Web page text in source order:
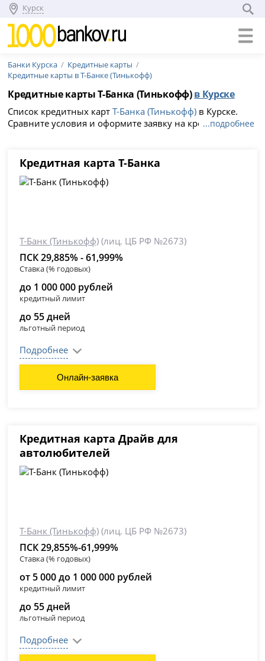
Курск
Банки Курска
Кредитные карты
Кредитные карты в Т-Банке (Тинькофф)
Кредитные карты Т-Банка (Тинькофф)в Курске
Список кредитных картТ-Банка (Тинькофф) в Курске.
Сравните условия и оформите заявку на кредитку с
...подробнее
Кредитная карта Т-Банка
Т-Банк (Тинькофф) (лиц. ЦБ РФ №2673)
ПСК 29,885% - 61,999%
Ставка (% годовых)
до 1 000 000 рублей
кредитный лимит
до 55 дней
льготный период
Подробнее
Онлайн-заявка
Кредитная карта Драйв для
автолюбителей
Т-Банк (Тинькофф) (лиц. ЦБ РФ №2673)
ПСК 29,855%-61,999%
Ставка (% годовых)
от 5 000 до 1 000 000 рублей
кредитный лимит
до 55 дней
льготный период
Подробнее